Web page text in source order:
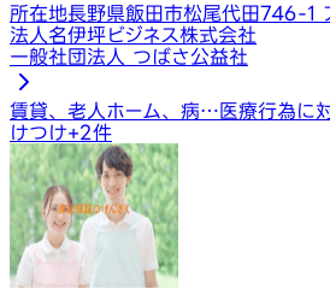
所在地長野県飯田市松尾代田746-1
法人名伊坪ビジネス株式会社
一般社団法人 つばさ公益社
賃貸、老人ホーム、病…医療行為に
けつけ+2件